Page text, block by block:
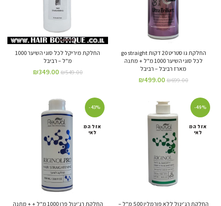
החלקת גו סטריט 20 דקות go straight
לכל סוגי השיער 1000 מ"ל + מתנה
מארז רביבל – רביבל
₪699.00
₪499.00
החלקת מיריקל לכל סוגי השיער 1000
מ"ל – רביבל
₪549.00
₪349.00
-49%
אזל המ
לאי
החלקת רג'ינול ללא פורמלין 500 מ"ל –
-43%
אזל המ
לאי
החלקת רג'ינול פרו 1000 מ"ל + + מתנה